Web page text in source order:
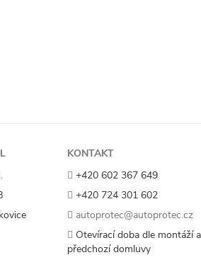
KONTAKT
+420 602 367 649
+420 724 301 602
autoprotec@autoprotec.cz
Otevírací doba dle montáží a
předchozí domluvy